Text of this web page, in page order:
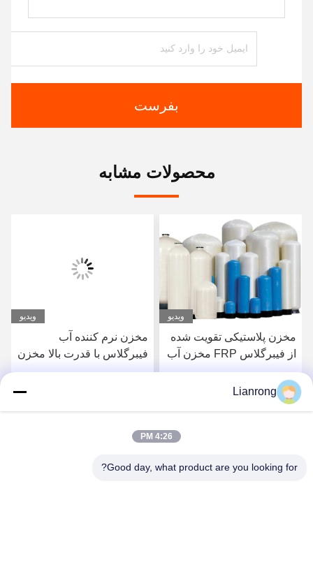
بفرست
محصولات مشابه
ویدیو
مخزن پلاستیکی تقویت شده
از فیبرگلاس FRP مخزن آب
نرم کننده تعمیر و نگهداری
سقف بدون زنگ
ویدیو
مخزن نرم کننده آب
فیبرگلاس با قدرت بالا مخزن
آب مخزن فشار FRP
Lianrong
4:26 PM
Good day, what product are you looking for?